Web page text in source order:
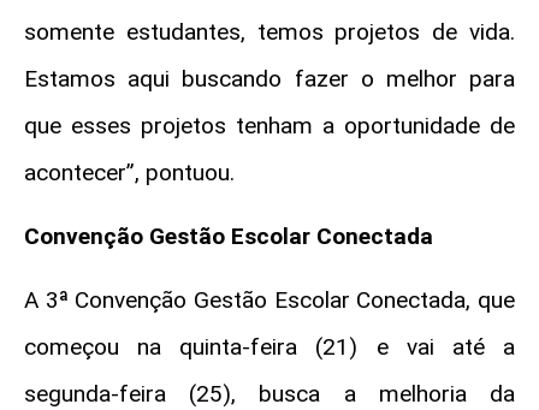
somente estudantes, temos projetos de vida.
Estamos aqui buscando fazer o melhor para
que esses projetos tenham a oportunidade de
acontecer”, pontuou.
Convenção Gestão Escolar Conectada
A 3ª Convenção Gestão Escolar Conectada, que
começou na quinta-feira (21) e vai até a
segunda-feira (25), busca a melhoria da